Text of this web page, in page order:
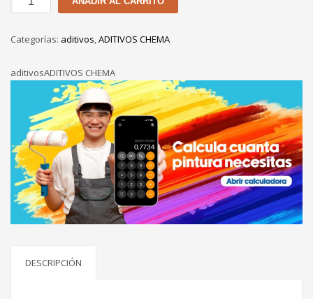
PRIMER
1
cantidad
Categorías: aditivos,ADITIVOS CHEMA
aditivosADITIVOS CHEMA
DESCRIPCIÓN